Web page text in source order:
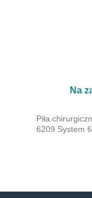
Na
Piła
6209 System 6